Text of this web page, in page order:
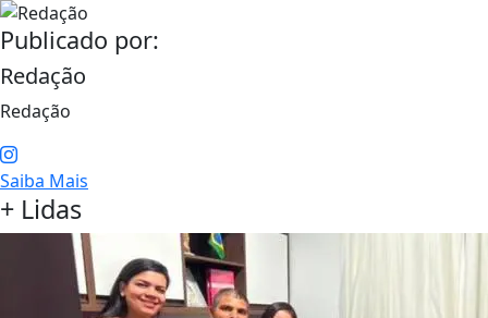
Publicado por:
Redação
Redação
Saiba Mais
+ Lidas